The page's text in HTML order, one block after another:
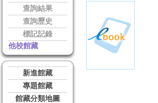
查詢結果
查詢歷史
標記記錄
他校館藏
新進館藏
專題館藏
館藏分類地圖